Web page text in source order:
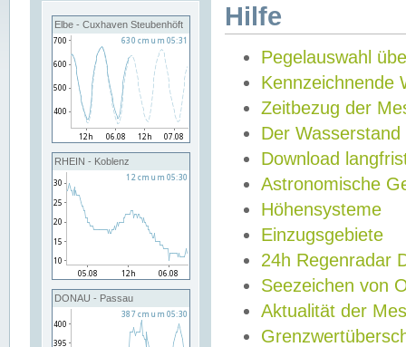
Elbe - Cuxhaven Steubenhöft
RHEIN - Koblenz
DONAU - Passau
Hilfe
Pegelauswahl
Kennzeichnende
Zeitbezug der
Der Wasserstand
Download
Astronomische
Höhensysteme
Einzugsgebiete
24h Regenradar
Seezeichen von
Aktualität der